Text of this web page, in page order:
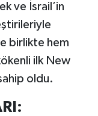
ve İsrail’in
birlikte hem
ilk New
oldu.